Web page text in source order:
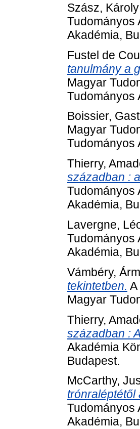
Szász, Károly
Tudományos
Akadémia,
Fustel de
tanulmány a
Magyar
Tudományos
Boissier,
Magyar
Tudományos
Thierry,
században :
Tudományos
Akadémia,
Lavergne,
Tudományos
Akadémia,
Vámbéry,
tekintetben. A
Magyar
Thierry,
században :
Akadémia
Budapest.
McCarthy,
trónraléptétől
Tudományos
Akadémia,